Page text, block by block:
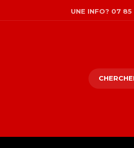
UNE INFO? 07